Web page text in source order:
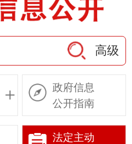
高级
政府信息
公开指南
法定主动